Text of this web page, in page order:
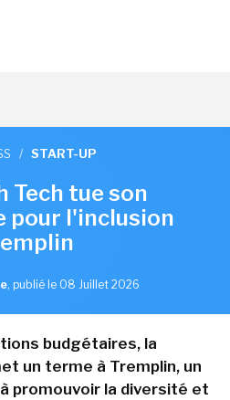
/ START-UP
Tech tue son
pour l'inclusion
, publié le 08 Juillet 2026
budgétaires, la
un terme à Tremplin, un
promouvoir la diversité et